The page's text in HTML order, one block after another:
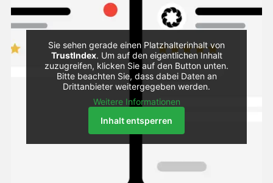
Sie sehen gerade einen Platzhalterinhalt von
TrustIndex. Um auf den eigentlichen Inhalt
zuzugreifen, klicken Sie auf den Button unten.
Bitte beachten Sie, dass dabei Daten an
Drittanbieter weitergegeben werden.
Weitere Informationen
Inhalt entsperren